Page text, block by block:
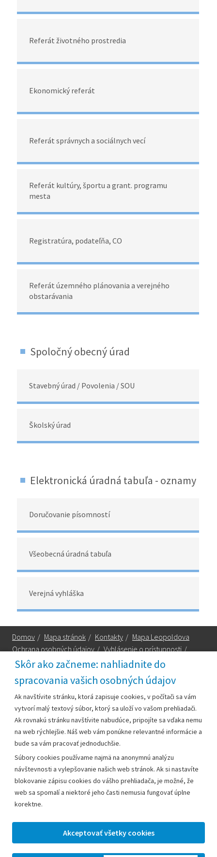
Skôr ako začneme: nahliadnite do
spracovania vašich osobných údajov
Ak navštívite stránku, ktorá zapisuje cookies, v počítači sa vám
vytvorí malý textový súbor, ktorý sa uloží vo vašom prehliadači.
Ak rovnakú stránku navštívite nabudúce, pripojíte sa vďaka nemu
na web rýchlejšie. Náš web vám ponúkne relevantné informácie a
bude sa vám pracovať jednoduchšie.
Súbory cookies používame najmä na anonymnú analýzu
návštevnosti a vylepšovanie našich web stránok. Ak si nastavíte
blokovanie zápisu cookies do vášho prehliadača, je možné, že
web sa spomalí a niektoré jeho časti nemusia fungovať úplne
korektne.
Referát životného prostredia
Ekonomický referát
Referát správnych a sociálnych vecí
Referát kultúry, športu a grant. programu
mesta
Registratúra, podateľňa, CO
Referát územného plánovania a verejného
obstarávania
Spoločný obecný úrad
Stavebný úrad / Povolenia / SOU
Školský úrad
Elektronická úradná tabuľa - oznamy
Doručovanie písomností
Všeobecná úradná tabuľa
Verejná vyhláška
Domov / Mapa stránok / Kontakty / Mapa Leopoldova
Ochrana osobných údajov / Vyhlásenie o prístupnosti /
Technická podpora
Mestský úrad Leopoldov
Hlohovská cesta 1818/2A
920 41 Leopoldov
Kontakt:
Telefón:+42133/285 27 11
Email:
mesto@leopoldov.sk
primatorka@leopoldov.sk
Webmaster:webmaster@leopoldov.sk